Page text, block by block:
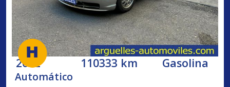
2002 110333 km Gasolina
Automático